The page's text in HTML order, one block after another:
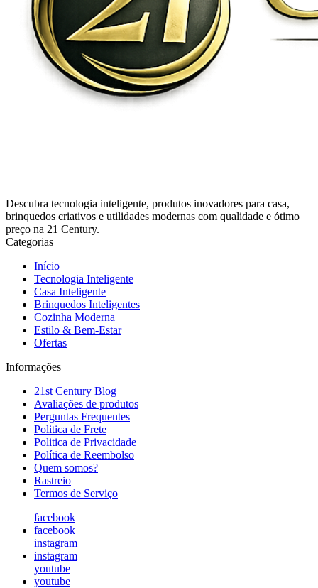
Descubra tecnologia inteligente, produtos inovadores para casa,
brinquedos criativos e utilidades modernas com qualidade e ótimo
preço na 21 Century.
Categorias
Início
Tecnologia Inteligente
Casa Inteligente
Brinquedos Inteligentes
Cozinha Moderna
Estilo & Bem-Estar
Ofertas
Informações
21st Century Blog
Avaliações de produtos
Perguntas Frequentes
Politica de Frete
Politica de Privacidade
Política de Reembolso
Quem somos?
Rastreio
Termos de Serviço
facebook
facebook
instagram
instagram
youtube
youtube